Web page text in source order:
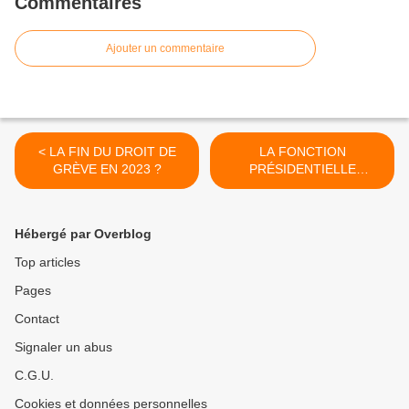
Ajouter un commentaire
< LA FIN DU DROIT DE
GRÈVE EN 2023 ?
LA FONCTION
PRÉSIDENTIELLE
DÉCONNECTÉE DE LA
Hébergé par Overblog
Top articles
Pages
Contact
Signaler un abus
C.G.U.
Cookies et données personnelles